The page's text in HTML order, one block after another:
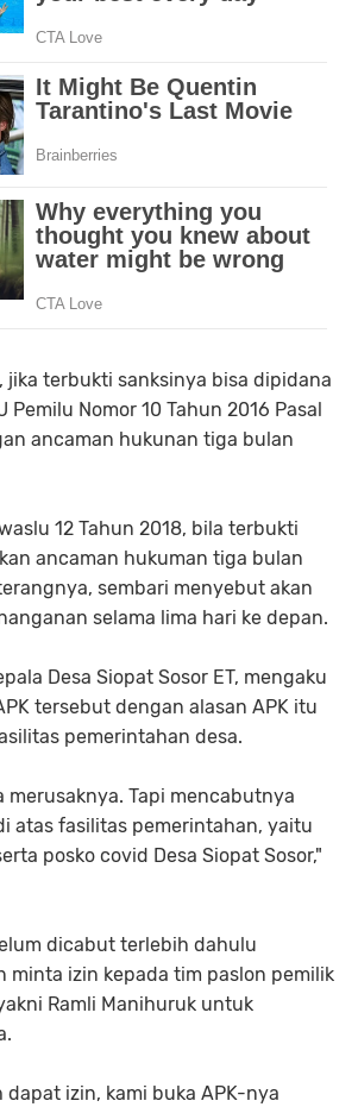
jika terbukti sanksinya bisa dipidana
Pemilu Nomor 10 Tahun 2016 Pasal
ancaman hukunan tiga bulan
12 Tahun 2018, bila terbukti
ancaman hukuman tiga bulan
sembari menyebut akan
selama lima hari ke depan.
Desa Siopat Sosor ET, mengaku
tersebut dengan alasan APK itu
pemerintahan desa.
merusaknya. Tapi mencabutnya
atas fasilitas pemerintahan, yaitu
posko covid Desa Siopat Sosor,"
dicabut terlebih dahulu
minta izin kepada tim paslon pemilik
Ramli Manihuruk untuk
dapat izin, kami buka APK-nya